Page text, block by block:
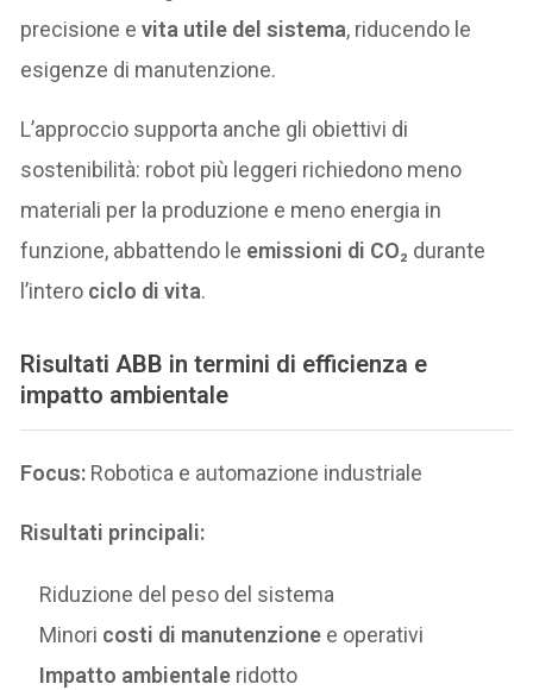
precisione evita utile del sistema, riducendo le
esigenze di manutenzione.
L’approccio supporta anche gli obiettivi di
sostenibilità: robot più leggeri richiedono meno
materiali per la produzione e meno energia in
funzione, abbattendo le emissioni di CO₂ durante
l’intero ciclo di vita.
Risultati ABB in termini di efficienza e
impatto ambientale
Focus: Robotica e automazione industriale
Risultati principali:
Riduzione del peso del sistema
Minori costi di manutenzione e operativi
Impatto ambientale ridotto